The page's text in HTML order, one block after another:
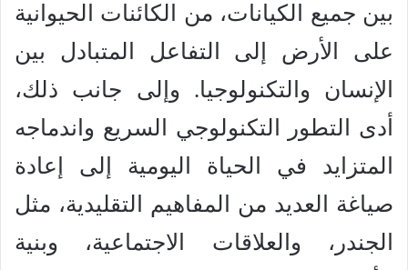
بين جميع الكيانات، من الكائنات الحيوانية
على الأرض إلى التفاعل المتبادل بين
الإنسان والتكنولوجيا. وإلى جانب ذلك،
أدى التطور التكنولوجي السريع واندماجه
المتزايد في الحياة اليومية إلى إعادة
صياغة العديد من المفاهيم التقليدية، مثل
الجندر، والعلاقات الاجتماعية، وبنية